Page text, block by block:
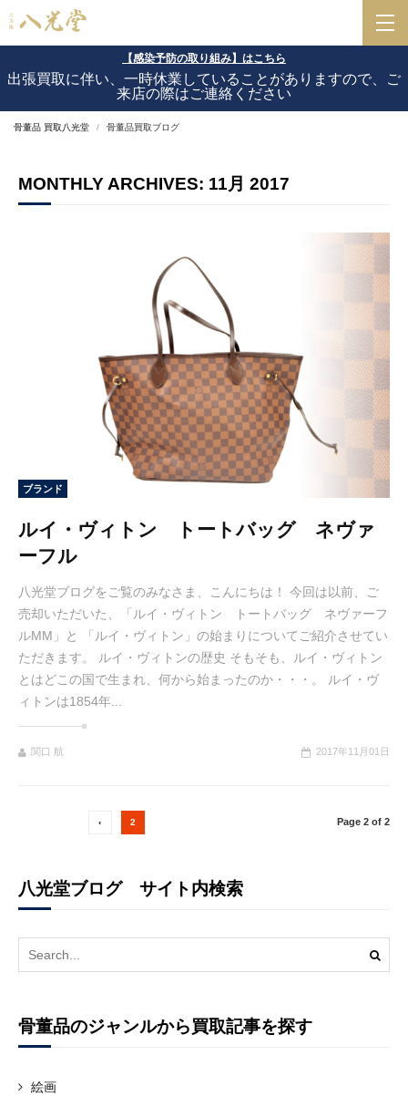
【感染予防の取り組み】はこちら
出張買取に伴い、一時休業していることがありますので、ご
来店の際はご連絡ください
骨董品 買取八光堂 骨董品買取ブログ
MONTHLY ARCHIVES: 11月 2017
ブランド
ルイ・ヴィトン トートバッグ ネヴァ
ーフル
八光堂ブログをご覧のみなさま、こんにちは！ 今回は以前、ご
売却いただいた、「ルイ・ヴィトン トートバッグ ネヴァーフ
ルMM」と 「ルイ・ヴィトン」の始まりについてご紹介させてい
ただきます。 ルイ・ヴィトンの歴史 そもそも、ルイ・ヴィトン
とはどこの国で生まれ、何から始まったのか・・・。 ルイ・ヴ
ィトンは1854年...
関口 航 2017年11月01日
‹ 2 Page 2 of 2
八光堂ブログ サイト内検索
Search
for:
骨董品のジャンルから買取記事を探す
絵画